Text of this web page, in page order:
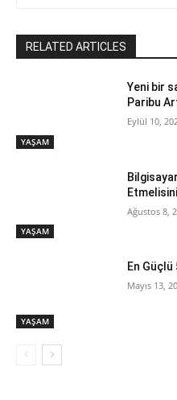
RELATED ARTICLES
YAŞAM
Yeni bir
Paribu
Eylül 10,
YAŞAM
Ağustos 8,
YAŞAM
En Güçlü
Mayıs 13,